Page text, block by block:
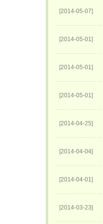
[2014-05-07]
[2014-05-01]
[2014-05-01]
[2014-05-01]
[2014-04-25]
[2014-04-04]
[2014-04-01]
[2014-03-23]